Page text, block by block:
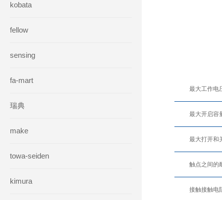
kobata
fellow
sensing
fa-mart
瑞典
make
towa-seiden
kimura
最大工作电
最大开启容
最大打开和
触点之间的
接触接触电